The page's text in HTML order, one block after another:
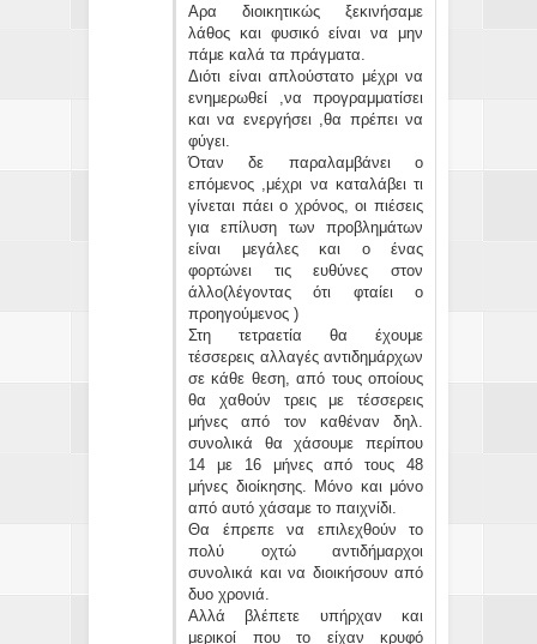
Αρα διοικητικώς ξεκινήσαμε
λάθος και φυσικό είναι να μην
πάμε καλά τα πράγματα.
Διότι είναι απλούστατο μέχρι να
ενημερωθεί ,να προγραμματίσει
και να ενεργήσει ,θα πρέπει να
φύγει.
Όταν δε παραλαμβάνει ο
επόμενος ,μέχρι να καταλάβει τι
γίνεται πάει ο χρόνος, οι πιέσεις
για επίλυση των προβλημάτων
είναι μεγάλες και ο ένας
φορτώνει τις ευθύνες στον
άλλο(λέγοντας ότι φταίει ο
προηγούμενος )
Στη τετραετία θα έχουμε
τέσσερεις αλλαγές αντιδημάρχων
σε κάθε θεση, από τους οποίους
θα χαθούν τρεις με τέσσερεις
μήνες από τον καθέναν δηλ.
συνολικά θα χάσουμε περίπου
14 με 16 μήνες από τους 48
μήνες διοίκησης. Μόνο και μόνο
από αυτό χάσαμε το παιχνίδι.
Θα έπρεπε να επιλεχθούν το
πολύ οχτώ αντιδήμαρχοι
συνολικά και να διοικήσουν από
δυο χρονιά.
Αλλά βλέπετε υπήρχαν και
μερικοί που το είχαν κρυφό